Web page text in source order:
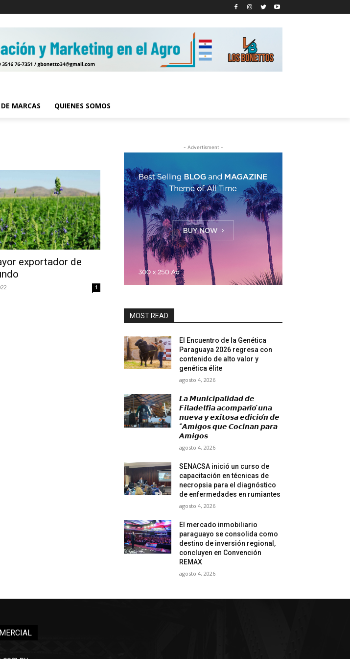
MARCAS QUIENES SOMOS
exportador de
1
- Advertisment -
MOST READ
El Encuentro de la Genética
Paraguaya 2026 regresa con
contenido de alto valor y
genética élite
agosto 4, 2026
𝙇𝙖 𝙈𝙪𝙣𝙞𝙘𝙞𝙥𝙖𝙡𝙞𝙙𝙖𝙙 𝙙𝙚
𝙁𝙞𝙡𝙖𝙙𝙚𝙡𝙛𝙞𝙖 𝙖𝙘𝙤𝙢𝙥𝙖𝙣̃𝙤́ 𝙪𝙣𝙖
𝙣𝙪𝙚𝙫𝙖 𝙮 𝙚𝙭𝙞𝙩𝙤𝙨𝙖 𝙚𝙙𝙞𝙘𝙞𝙤́𝙣 𝙙𝙚
“𝘼𝙢𝙞𝙜𝙤𝙨 𝙦𝙪𝙚 𝘾𝙤𝙘𝙞𝙣𝙖𝙣 𝙥𝙖𝙧𝙖
𝘼𝙢𝙞𝙜𝙤𝙨
agosto 4, 2026
SENACSA inició un curso de
capacitación en técnicas de
necropsia para el diagnóstico
de enfermedades en rumiantes
agosto 4, 2026
El mercado inmobiliario
paraguayo se consolida como
destino de inversión regional,
concluyen en Convención
REMAX
agosto 4, 2026